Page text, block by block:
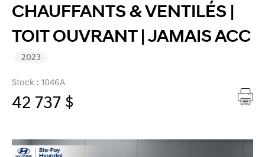
CHAUFFANTS & VENTILÉS |
TOIT OUVRANT | JAMAIS ACC
2023
Stock : 1046A
42 737 $